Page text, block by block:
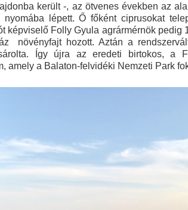
került -, az ötvenes években az
nyomába lépett. Ő főként ciprusokat
képviselő Folly Gyula agrármérnök pedig
növényfajt hozott. Aztán a
Így újra az eredeti birtokos, a
amely a Balaton-felvidéki Nemzeti Park